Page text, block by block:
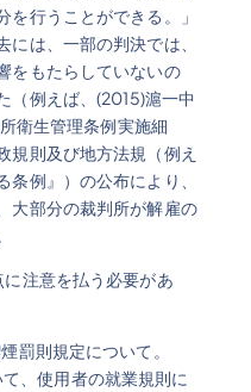
行うことができる。」
は、一部の判決では、
をもたらしていないの
（例えば、(2015)滬一中
衛生管理条例実施細
規則及び地方法規（例え
例』）の公布により、
大部分の裁判所が解雇の
注意を払う必要があ
罰則規定について。
、使用者の就業規則に